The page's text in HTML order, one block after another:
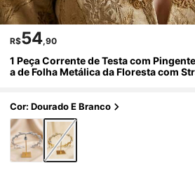
R$54,90
1 Peça Corrente de Testa com
a de Folha Metálica da Floresta com
e Fotos
Cor: Dourado E Branco